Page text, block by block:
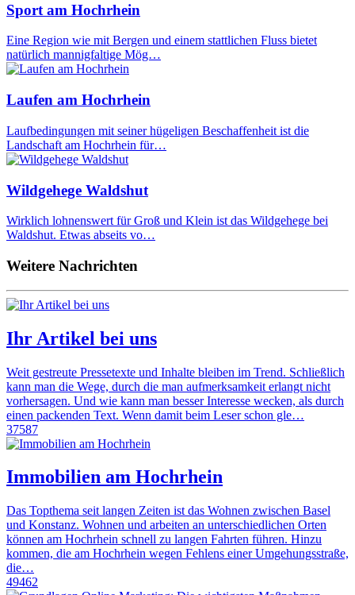
Sport am Hochrhein
Eine Region wie mit Bergen und einem stattlichen Fluss bietet
natürlich mannigfaltige Mög…
Laufen am Hochrhein
Laufbedingungen mit seiner hügeligen Beschaffenheit ist die
Landschaft am Hochrhein für…
Wildgehege Waldshut
Wirklich lohnenswert für Groß und Klein ist das Wildgehege bei
Waldshut. Etwas abseits vo…
Weitere Nachrichten
Ihr Artikel bei uns
Weit gestreute Pressetexte und Inhalte bleiben im Trend. Schließlich
kann man die Wege, durch die man aufmerksamkeit erlangt nicht
vorhersagen. Und wie kann man besser Interesse wecken, als durch
einen packenden Text. Wenn damit beim Leser schon gle…
37587
Immobilien am Hochrhein
Das Topthema seit langen Zeiten ist das Wohnen zwischen Basel
und Konstanz. Wohnen und arbeiten an unterschiedlichen Orten
können am Hochrhein schnell zu langen Fahrten führen. Hinzu
kommen, die am Hochrhein wegen Fehlens einer Umgehungsstraße,
die…
49462